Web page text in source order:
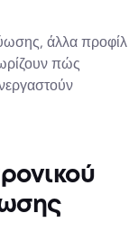
άλλα προφίλ
πώς